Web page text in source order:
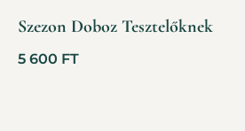
Szezon Doboz Tesztelőknek
5 600 FT